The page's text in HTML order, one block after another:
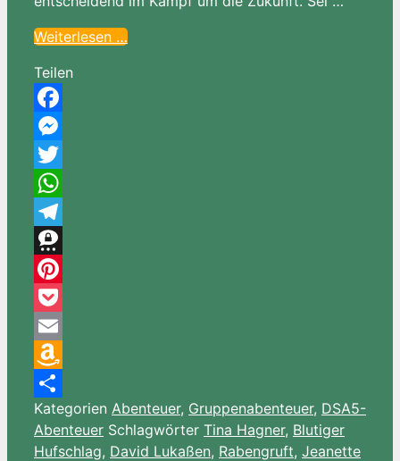
Weiterlesen …
Teilen
Facebook
Messenger
Twitter
WhatsApp
Telegram
Threema
Pinterest
Pocket
Email
Amazon
Wish
List
Teilen
Kategorien Abenteuer, Gruppenabenteuer, DSA5-
Abenteuer Schlagwörter Tina Hagner, Blutiger
Hufschlag, David Lukaßen, Rabengruft, Jeanette